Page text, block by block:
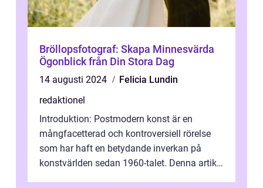
Bröllopsfotograf: Skapa Minnesvärda
Ögonblick från Din Stora Dag
14 augusti 2024
Felicia Lundin
redaktionel
Introduktion: Postmodern konst är en
mångfacetterad och kontroversiell rörelse
som har haft en betydande inverkan på
konstvärlden sedan 1960-talet. Denna artikel